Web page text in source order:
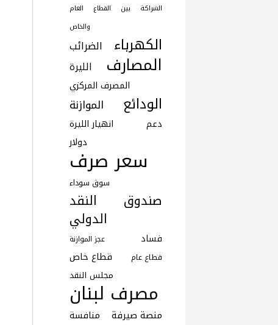
الشراكة بين القطاع العام
والخاص
الضرائب الكهرباء
الليرة المصارف
المصرف المركزي
الموازنة الودائع
انهيار الليرة
دعم
دولار
سعر صرف
سوق سوداء
صندوق النقد
الدولي
عجز الموازنة
فساد
قطاع خاص
قطاع عام
مجلس النقد
مصرف لبنان
منافسة منصة صيرفة